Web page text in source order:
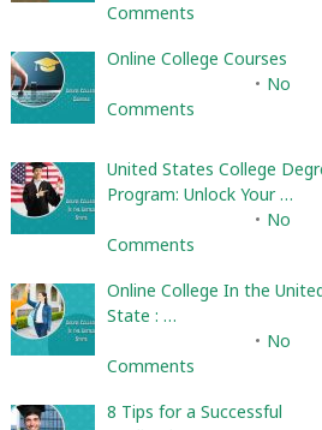
Comments
Online College Courses
No
Comments
United States College
Program: Unlock Your …
No
Comments
Online College In the
State : …
No
Comments
8 Tips for a Successful